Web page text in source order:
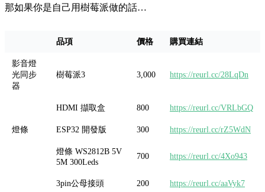
那如果你是自己用樹莓派做的話…
品項 價格 購買連結
影音燈
光同步
器
樹莓派3 3,000 https://reurl.cc/28LqDn
HDMI 擷取盒 800 https://reurl.cc/VRLbGQ
燈條 ESP32 開發版 300 https://reurl.cc/rZ5WdN
燈條 WS2812B 5V
5M 300Leds
700 https://reurl.cc/4Xo943
3pin公母接頭 200 https://reurl.cc/aaVyk7